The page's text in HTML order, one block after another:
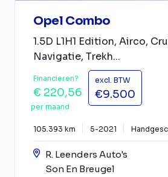
Opel Combo
1.5D L1H1 Edition, Airco,
Navigatie, Trekh...
Financieren?
€ 220,56
per maand
excl. BTW
€9.500
105.393 km 5-2021
R. Leenders Auto's
Son En Breugel